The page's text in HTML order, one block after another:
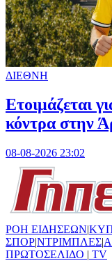
ΔΙΕΘΝΗ
Ετοιμάζεται
κόντρα στην
08-08-2026 23:02
ΡΟΗ ΕΙΔΗΣΕΩΝ|
ΣΠΟΡ|ΝΤΡΙΜΠΛΕΣ|
ΠΡΩΤΟΣΕΛΙΔΟ | TV